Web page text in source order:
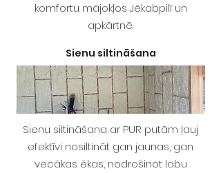
komfortu mājokļos Jēkabpilī un
apkārtnē.
Sienu siltināšana
Sienu siltināšana ar PUR putām ļauj
efektīvi nosiltināt gan jaunas, gan
vecākas ēkas, nodrošinot labu